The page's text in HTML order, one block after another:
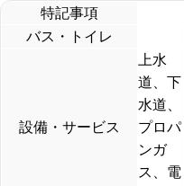
特記事項
バス・トイレ
設備・サービス
上水
道、下
水道、
プロパ
ンガ
ス、電